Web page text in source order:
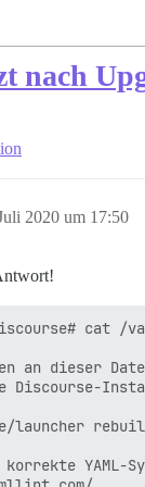
nach
2020 um 17:50
cat /
an dieser
launcher
YAML-